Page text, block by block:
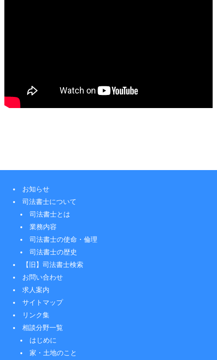
お知らせ
司法書士について
司法書士とは
業務内容
司法書士の使命・倫理
司法書士の歴史
【旧】司法書士検索
お問い合わせ
求人案内
サイトマップ
リンク集
相談分野一覧
はじめに
家・土地のこと